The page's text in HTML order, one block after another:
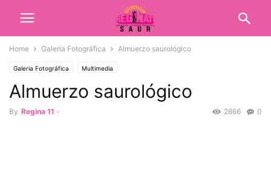
Home Galeria Fotográfica Almuerzo saurológico
Galeria Fotográfica Multimedia
Almuerzo saurológico
By Regina 11 - 0
2666